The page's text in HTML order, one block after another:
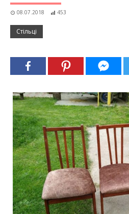
08.07.2018 453
Стільці